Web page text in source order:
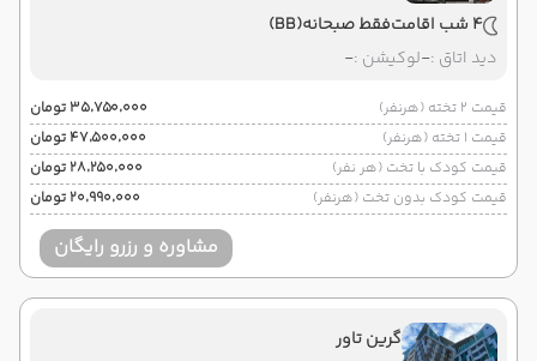
4 شب اقامت فقط صبحانه(BB)
دید اتاق :-لوکیشن :-
قیمت 2 تخته (هرنفر)
۳۵٬۷۵۰٬۰۰۰ تومان
قیمت 1 تخته (هرنفر)
۴۷٬۵۰۰٬۰۰۰ تومان
قیمت کودک با تخت (هر نفر)
۲۸٬۲۵۰٬۰۰۰ تومان
قیمت کودک بدون تخت (هرنفر)
۲۰٬۹۹۰٬۰۰۰ تومان
مشاوره و رزرو رایگان
گرین تاور